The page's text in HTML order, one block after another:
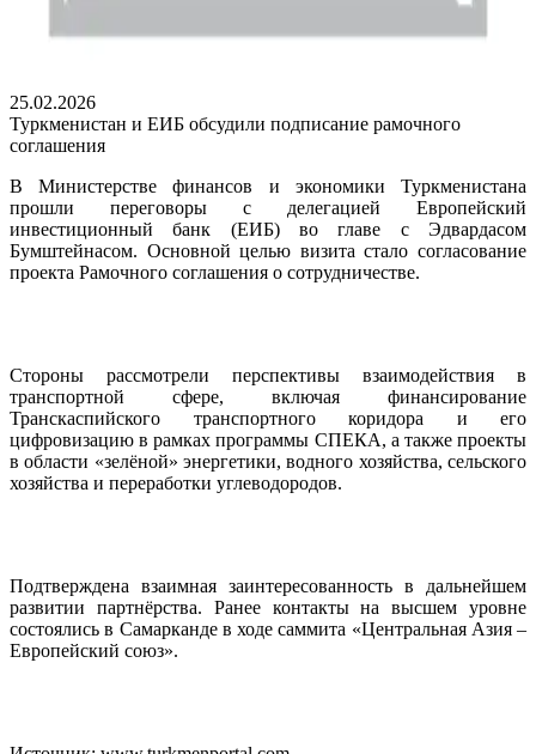
25.02.2026
Туркменистан и ЕИБ обсудили подписание рамочного
соглашения
В Министерстве финансов и экономики Туркменистана
прошли переговоры с делегацией Европейский
инвестиционный банк (ЕИБ) во главе с Эдвардасом
Бумштейнасом. Основной целью визита стало согласование
проекта Рамочного соглашения о сотрудничестве.
Стороны рассмотрели перспективы взаимодействия в
транспортной сфере, включая финансирование
Транскаспийского транспортного коридора и его
цифровизацию в рамках программы СПЕКА, а также проекты
в области «зелёной» энергетики, водного хозяйства, сельского
хозяйства и переработки углеводородов.
Подтверждена взаимная заинтересованность в дальнейшем
развитии партнёрства. Ранее контакты на высшем уровне
состоялись в Самарканде в ходе саммита «Центральная Азия –
Европейский союз».